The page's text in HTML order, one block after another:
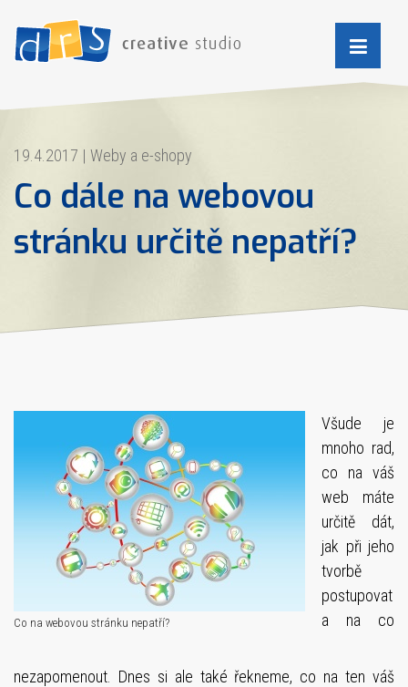
19.4.2017 | Weby a e-shopy
Co dále na webovou
stránku určitě nepatří?
Co na webovou stránku nepatří?
Všude je
mnoho rad,
co na váš
web máte
určitě dát,
jak při jeho
tvorbě
postupovat
a na co
nezapomenout. Dnes si ale také řekneme, co na ten váš